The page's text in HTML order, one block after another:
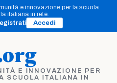
e innovazione per la scuola.
italiana in rete.
Accedi
E INNOVAZIONE PER
SCUOLA ITALIANA IN